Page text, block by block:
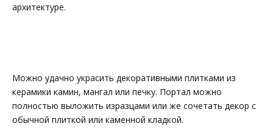
архитектуре.
Можно удачно украсить декоративными плитками из
керамики камин, мангал или печку. Портал можно
полностью выложить изразцами или же сочетать декор с
обычной плиткой или каменной кладкой.